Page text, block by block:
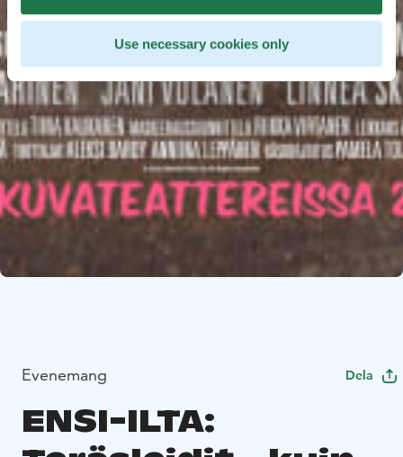
Use necessary cookies only
Evenemang Dela
ENSI-ILTA: